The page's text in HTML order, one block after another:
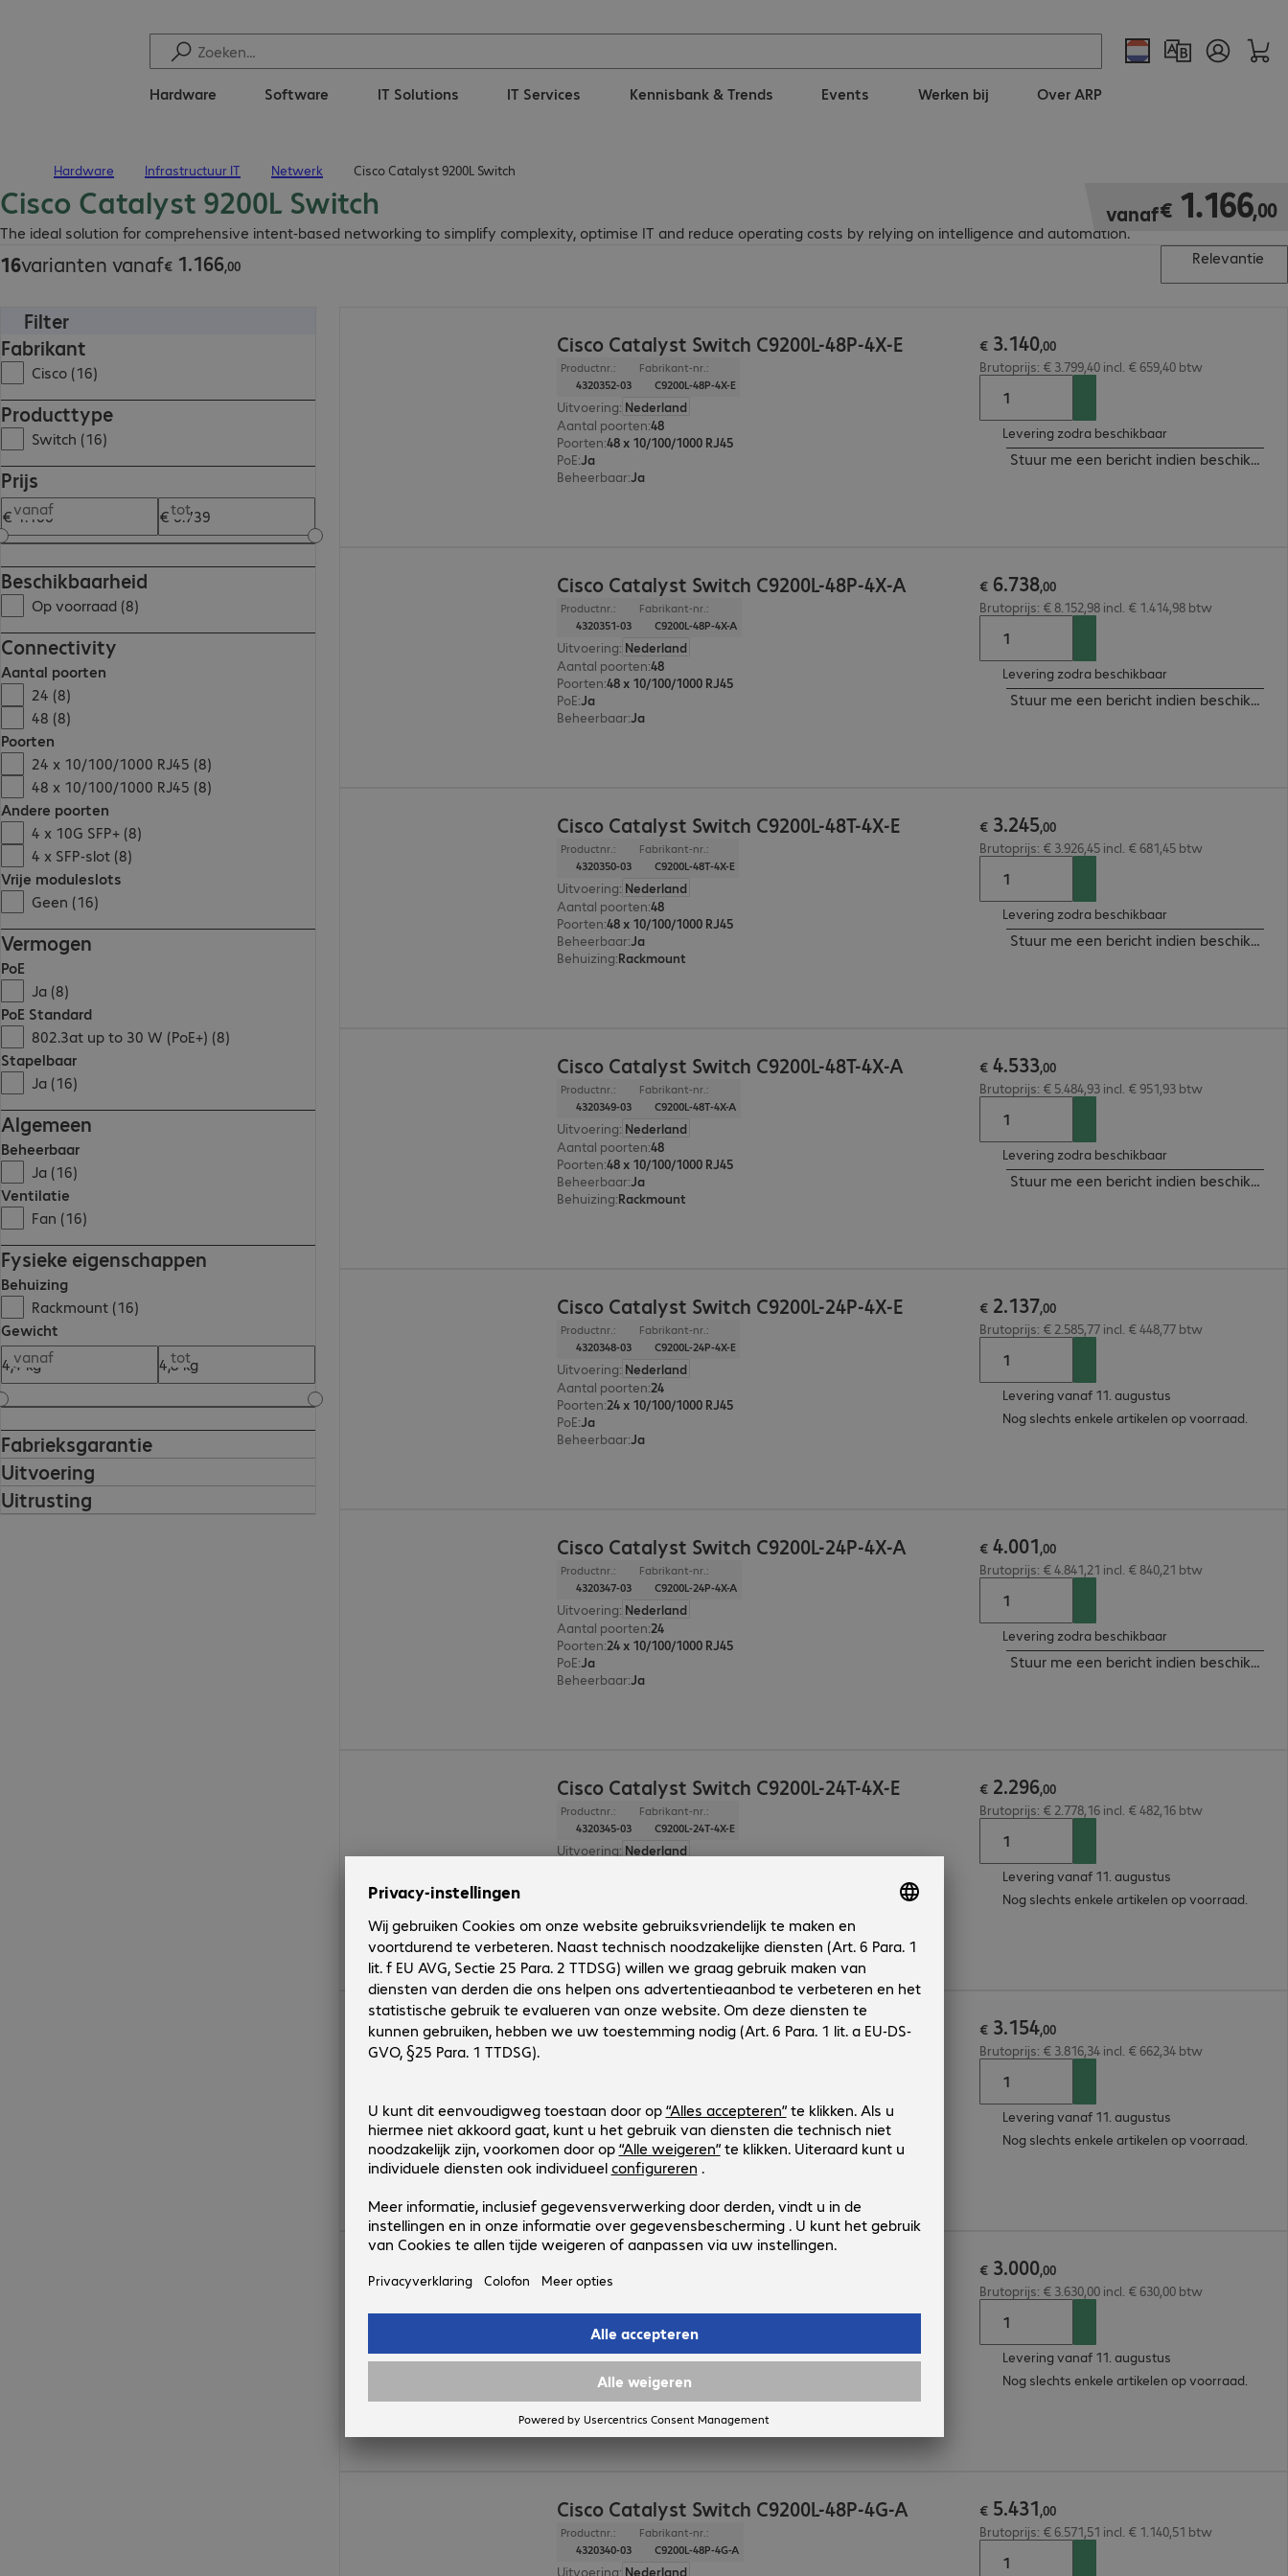
Hardware Software IT Solutions IT Services Kennisbank & Trends Events Werken bij Over ARP
Hardware Infrastructuur IT Netwerk Cisco Catalyst 9200L Switch
Cisco Catalyst 9200L Switch
The ideal solution for comprehensive intent-based networking to simplify complexity, optimise IT and reduce operating costs by relying on intelligence and automation.
vanaf€ 1.166,00
€ 1.166,00
16varianten vanaf€ 1.166,00
€ 1.166,00
Relevantie
Filter
Fabrikant
Cisco (16)
Producttype
Switch (16)
Prijs
vanaf tot
Beschikbaarheid
Op voorraad (8)
Connectivity
Aantal poorten
24 (8)
48 (8)
Poorten
24 x 10/100/1000 RJ45 (8)
48 x 10/100/1000 RJ45 (8)
Andere poorten
4 x 10G SFP+ (8)
4 x SFP-slot (8)
Vrije moduleslots
Geen (16)
Vermogen
PoE
Ja (8)
PoE Standard
802.3at up to 30 W (PoE+) (8)
Stapelbaar
Ja (16)
Algemeen
Beheerbaar
Ja (16)
Ventilatie
Fan (16)
Fysieke eigenschappen
Behuizing
Rackmount (16)
Gewicht
vanaf
tot
Fabrieksgarantie
Uitvoering
Uitrusting
Cisco Catalyst Switch C9200L-48P-4X-E
Productnr.:
4320352-03
Fabrikant-nr.:
C9200L-48P-4X-E
Uitvoering: Nederland
Aantal poorten:48
Poorten:48 x 10/100/1000 RJ45
PoE:Ja
Beheerbaar:Ja
€ 3.140,00
Brutoprijs: € 3.799,40 incl. € 659,40 btw
Levering zodra beschikbaar
Stuur me een bericht indien beschikbaar
Cisco Catalyst Switch C9200L-48P-4X-A
Productnr.:
4320351-03
Fabrikant-nr.:
C9200L-48P-4X-A
Uitvoering: Nederland
Aantal poorten:48
Poorten:48 x 10/100/1000 RJ45
PoE:Ja
Beheerbaar:Ja
€ 6.738,00
Brutoprijs: € 8.152,98 incl. € 1.414,98 btw
Levering zodra beschikbaar
Stuur me een bericht indien beschikbaar
Cisco Catalyst Switch C9200L-48T-4X-E
Productnr.:
4320350-03
Fabrikant-nr.:
C9200L-48T-4X-E
Uitvoering: Nederland
Aantal poorten:48
Poorten:48 x 10/100/1000 RJ45
Beheerbaar:Ja
Behuizing:Rackmount
€ 3.245,00
Brutoprijs: € 3.926,45 incl. € 681,45 btw
Levering zodra beschikbaar
Stuur me een bericht indien beschikbaar
Cisco Catalyst Switch C9200L-48T-4X-A
Productnr.:
4320349-03
Fabrikant-nr.:
C9200L-48T-4X-A
Uitvoering: Nederland
Aantal poorten:48
Poorten:48 x 10/100/1000 RJ45
Beheerbaar:Ja
Behuizing:Rackmount
€ 4.533,00
Brutoprijs: € 5.484,93 incl. € 951,93 btw
Levering zodra beschikbaar
Stuur me een bericht indien beschikbaar
Cisco Catalyst Switch C9200L-24P-4X-E
Productnr.:
4320348-03
Fabrikant-nr.:
C9200L-24P-4X-E
Uitvoering: Nederland
Aantal poorten:24
Poorten:24 x 10/100/1000 RJ45
PoE:Ja
Beheerbaar:Ja
€ 2.137,00
Brutoprijs: € 2.585,77 incl. € 448,77 btw
Levering vanaf 11. augustus
Nog slechts enkele artikelen op voorraad.
Cisco Catalyst Switch C9200L-24P-4X-A
Productnr.:
4320347-03
Fabrikant-nr.:
C9200L-24P-4X-A
Uitvoering: Nederland
Aantal poorten:24
Poorten:24 x 10/100/1000 RJ45
PoE:Ja
Beheerbaar:Ja
€ 4.001,00
Brutoprijs: € 4.841,21 incl. € 840,21 btw
Levering zodra beschikbaar
Stuur me een bericht indien beschikbaar
Cisco Catalyst Switch C9200L-24T-4X-E
Productnr.:
4320345-03
Fabrikant-nr.:
C9200L-24T-4X-E
Uitvoering: Nederland
Behuizing:Rackmount
€ 2.296,00
Brutoprijs: € 2.778,16 incl. € 482,16 btw
Levering vanaf 11. augustus
Nog slechts enkele artikelen op voorraad.
Cisco Catalyst Switch C9200L-24T-4X-A
Aantal poorten:24
Poorten:24 x 10/100/1000 RJ45
Beheerbaar:Ja
Behuizing :Rackmount
€ 3.154,00
€ 3.154,00
Brutoprijs: € 3.816,34 incl. € 662,34 btw
Levering vanaf 11. augustus
Nog slechts enkele artikelen op voorraad.
Productnr.:
Uitvoering :Nederland
Poorten:48 x 10/100/1000 RJ45
Beheerbaar:Ja
€ 3.000,00
€ 3.000,00
Brutoprijs: € 3.630,00 incl. € 630,00 btw
Levering vanaf 11. augustus
Nog slechts enkele artikelen op voorraad.
Cisco Catalyst Switch C9200L-48P-4G-A
Productnr.:
4320340-03
Fabrikant-nr.:
C9200L-48P-4G-A
Uitvoering: Nederland
€ 5.431,00
Brutoprijs: € 6.571,51 incl. € 1.140,51 btw